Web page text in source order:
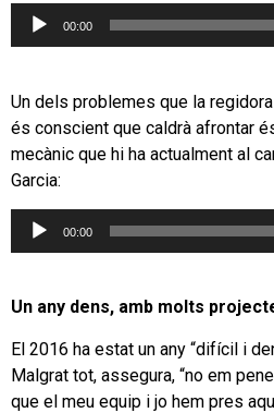
Reproductor
00:00
Un dels problemes que la
és conscient que caldrà afrontar
mecànic que hi ha actualment al
Garcia:
Reproductor
00:00
Un any dens, amb molts
El 2016 ha estat un any “difícil i
Malgrat tot, assegura, “no em
que el meu equip i jo hem pres